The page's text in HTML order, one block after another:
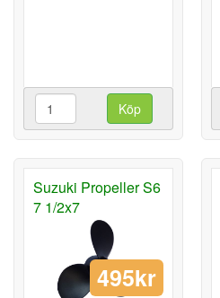
Köp
Suzuki Propeller S6
7 1/2x7
495kr